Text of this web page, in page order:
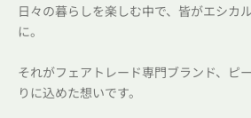
日々の暮らしを楽しむ中で、皆がエシカ
に。
それがフェアトレード専門ブランド、ピ
りに込めた想いです。